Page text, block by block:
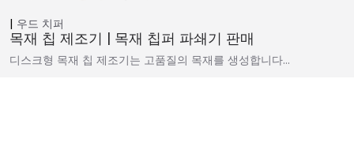
우드 치퍼
목재 칩 제조기 | 목재 칩퍼 파쇄기 판매
디스크형 목재 칩 제조기는 고품질의 목재를 생성합니다…